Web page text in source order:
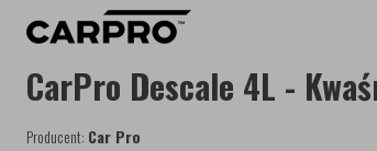
CarPro Descale 4L -
Producent: Car Pro